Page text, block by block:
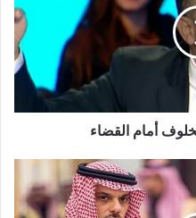
أمام القضاء